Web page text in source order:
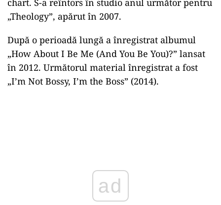
chart. S-a reîntors în studio anul următor pentru
„Theology”, apărut în 2007.
După o perioadă lungă a înregistrat albumul
„How About I Be Me (And You Be You)?” lansat
în 2012. Următorul material înregistrat a fost
„I’m Not Bossy, I’m the Boss” (2014).
ad